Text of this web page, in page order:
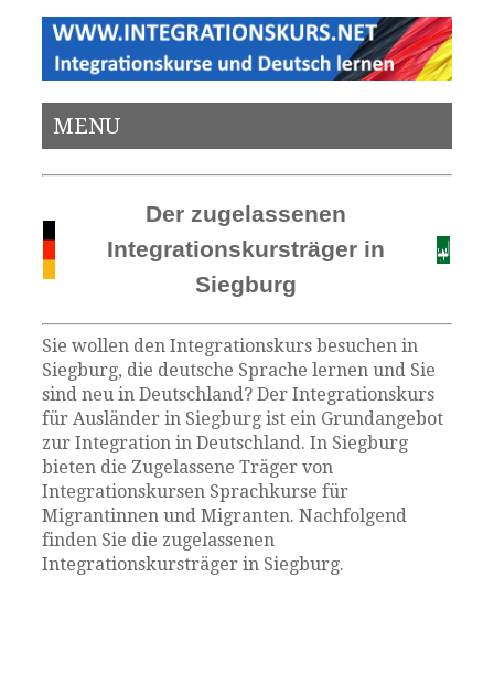
MENU
Der zugelassenen
Integrationskursträger in
Siegburg
Sie wollen den Integrationskurs besuchen in
Siegburg, die deutsche Sprache lernen und Sie
sind neu in Deutschland? Der Integrationskurs
für Ausländer in Siegburg ist ein Grundangebot
zur Integration in Deutschland. In Siegburg
bieten die Zugelassene Träger von
Integrationskursen Sprachkurse für
Migrantinnen und Migranten. Nachfolgend
finden Sie die zugelassenen
Integrationskursträger in Siegburg.